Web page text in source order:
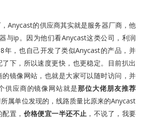
Anycast的供应商其实就是服务器厂商，他
与ip。因为他们看Anycast这类公司，利润
年，也自己开发了类似Anycast的产品，并
下，所以速度更快，也更稳定。目前扒出
的镜像网站 ，也就是大家可以随时访问，并
供应商的镜像网站就是那位大佬朋友推荐
属单位发现的，线路质量比原来的Anycast
置， 价格便宜一半还不止 ，不说了，我要